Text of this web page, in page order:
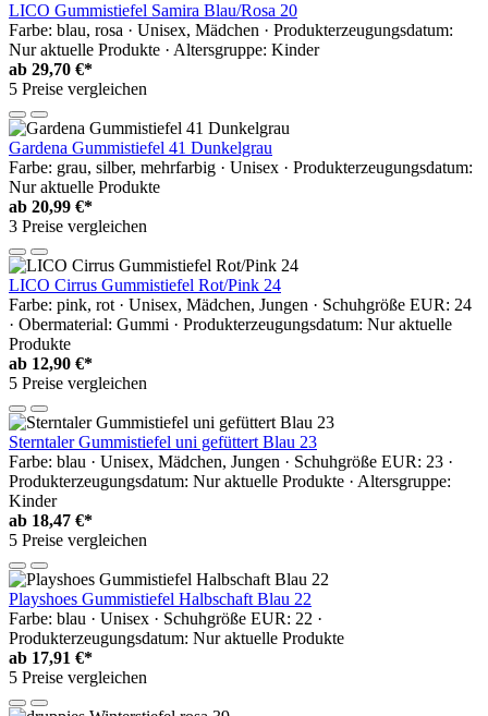
LICO Gummistiefel Samira Blau/Rosa 20
Farbe: blau, rosa · Unisex, Mädchen · Produkterzeugungsdatum:
Nur aktuelle Produkte · Altersgruppe: Kinder
ab 29,70 €*
5 Preise vergleichen
Gardena Gummistiefel 41 Dunkelgrau
Farbe: grau, silber, mehrfarbig · Unisex · Produkterzeugungsdatum:
Nur aktuelle Produkte
ab 20,99 €*
3 Preise vergleichen
LICO Cirrus Gummistiefel Rot/Pink 24
Farbe: pink, rot · Unisex, Mädchen, Jungen · Schuhgröße EUR: 24
· Obermaterial: Gummi · Produkterzeugungsdatum: Nur aktuelle
Produkte
ab 12,90 €*
5 Preise vergleichen
Sterntaler Gummistiefel uni gefüttert Blau 23
Farbe: blau · Unisex, Mädchen, Jungen · Schuhgröße EUR: 23 ·
Produkterzeugungsdatum: Nur aktuelle Produkte · Altersgruppe:
Kinder
ab 18,47 €*
5 Preise vergleichen
Playshoes Gummistiefel Halbschaft Blau 22
Farbe: blau · Unisex · Schuhgröße EUR: 22 ·
Produkterzeugungsdatum: Nur aktuelle Produkte
ab 17,91 €*
5 Preise vergleichen